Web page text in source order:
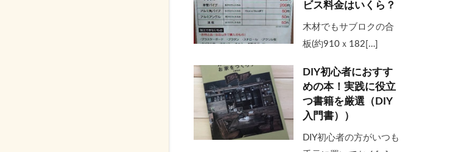
ビス料金はいくら？
木材でもサブロクの合
板(約910ｘ182[…]
DIY初心者におすす
めの本！実践に役立
つ書籍を厳選（DIY
入門書））
DIY初心者の方がいつも